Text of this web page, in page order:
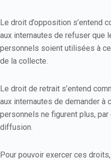
Le droit d’opposition s’entend
aux internautes de refuser que
personnels soient utilisées à
de la collecte.
Le droit de retrait s’entend
aux internautes de demander à
personnels ne figurent plus,
diffusion.
Pour pouvoir exercer ces